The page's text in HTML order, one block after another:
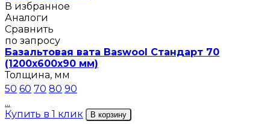
В избранное
Аналоги
Сравнить
по запросу
Базальтовая вата Baswool Стандарт 70
(1200х600х90 мм)
Толщина, мм
50 60 70 80 90
...
Купить в 1 клик
В корзину